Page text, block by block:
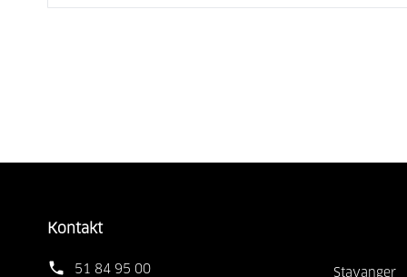
Kontakt
51 84 95 00
Stavanger